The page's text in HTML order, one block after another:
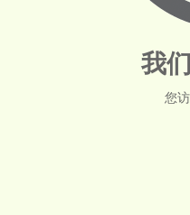
我
您